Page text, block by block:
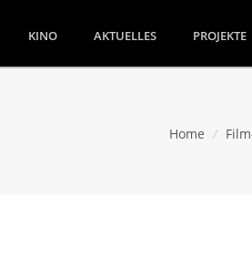
KINO AKTUELLES PROJEKTE
Home /